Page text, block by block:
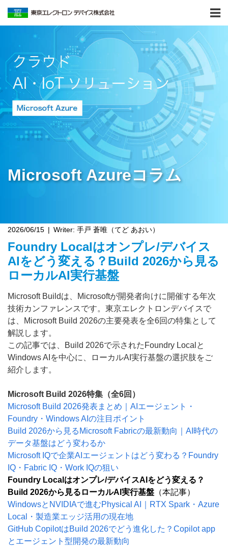
Microsoft Azureコラム
2026/06/15 Writer: 手戸 蒼唯（てど あおい）
Foundry Localはオンプレ/デバイス
AIをどう変える？Build 2026から見る
ローカルAI実行基盤
Microsoft Buildは、Microsoftが開発者向けに開催する年次
技術カンファレンスです。東京エレクトロンデバイスで
は、Microsoft Build 2026の主要発表を全6回の特集として
解説します。
この記事では、Build 2026で示されたFoundry Localと
Windows AIを中心に、ローカルAI実行基盤の選択肢をご
紹介します。
Microsoft Build 2026特集（全6回）
Microsoft Build 2026発表まとめ｜AIエージェント・
Foundry・Windows AIの注目ポイント
Build 2026から見るMicrosoft Fabricの最新動向｜AI時代の
データ基盤はどう変わるか
Microsoft IQで企業AIエージェントはどう変わる？Foundry
IQ・Fabric IQ・Work IQの狙い
Foundry Localはオンプレ/デバイスAIをどう変える？
Build 2026から見るローカルAI実行基盤 （本記事）
WindowsとNVIDIAで進むPhysical AI｜RTX Spark・Azure
Local・製造業エッジ活用の現在地
GitHub CopilotはBuild 2026でどう進化した？Copilot app
とエージェント型開発の最新動向